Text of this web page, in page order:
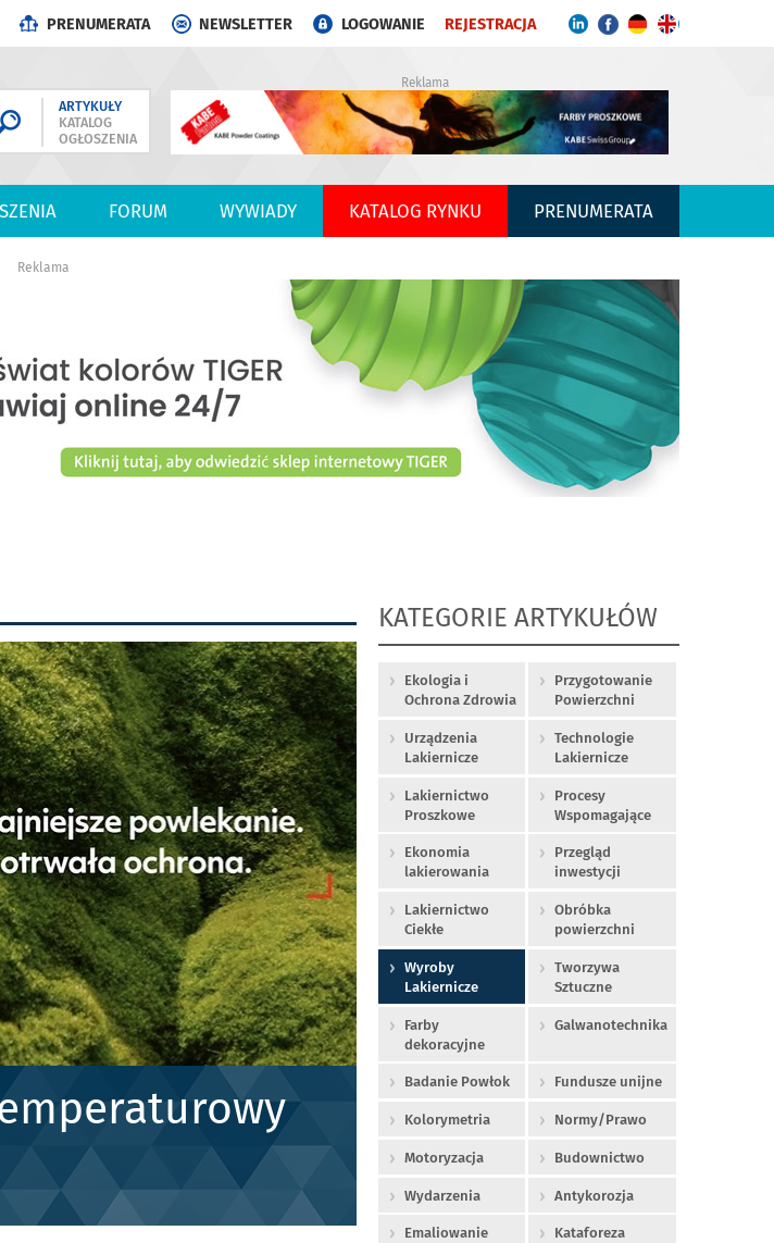
PRENUMERATA NEWSLETTER LOGOWANIE REJESTRACJA
ARTYKUŁY
KATALOG
OGŁOSZENIA
Reklama
FORUM WYWIADY KATALOG RYNKU PRENUMERATA
Reklama
KATEGORIE ARTYKUŁÓW
Ekologia i
Ochrona Zdrowia
Przygotowanie
Powierzchni
Urządzenia
Lakiernicze
Technologie
Lakiernicze
Lakiernictwo
Proszkowe
Procesy
Wspomagające
Ekonomia
lakierowania
Przegląd
inwestycji
Lakiernictwo
Ciekłe
Obróbka
powierzchni
Wyroby
Lakiernicze
Tworzywa
Sztuczne
Farby
dekoracyjne
Galwanotechnika
Badanie Powłok Fundusze unijne
Kolorymetria Normy/Prawo
Motoryzacja Budownictwo
Wydarzenia Antykorozja
Emaliowanie Kataforeza